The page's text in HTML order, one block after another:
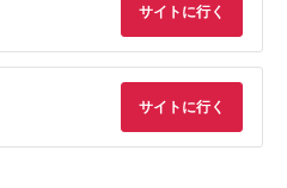
サイトに行く
サイトに行く